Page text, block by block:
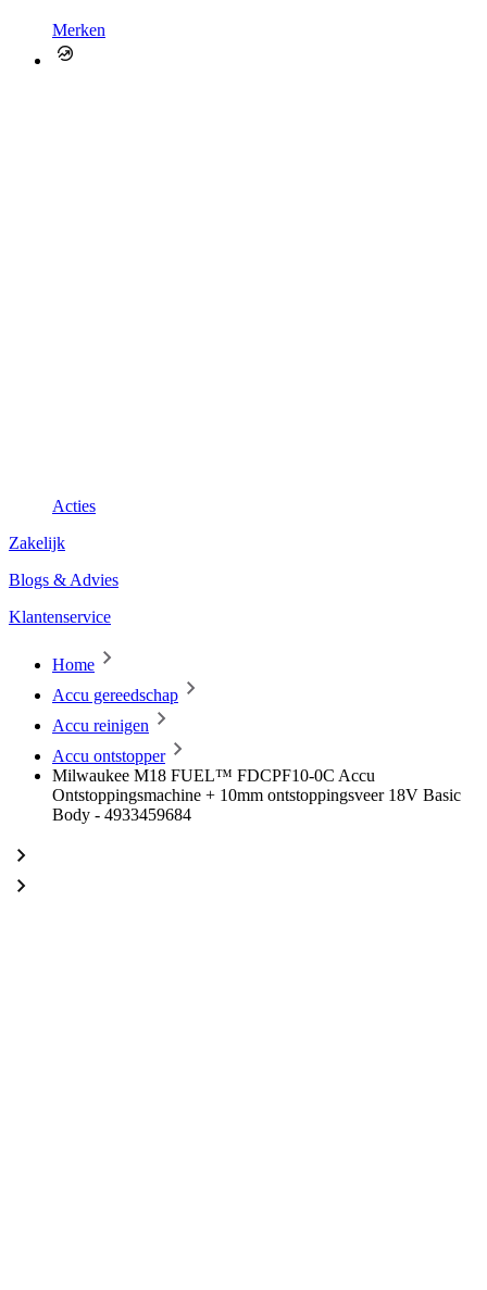
Merken
Acties
Zakelijk
Blogs & Advies
Klantenservice
Home
Accu gereedschap
Accu reinigen
Accu ontstopper
Milwaukee M18 FUEL™ FDCPF10-0C Accu
Ontstoppingsmachine + 10mm ontstoppingsveer 18V Basic
Body - 4933459684